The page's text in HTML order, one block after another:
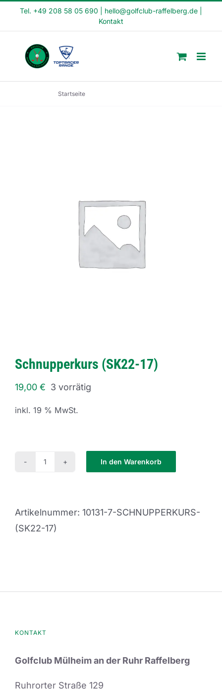
Tel. +49 208 58 05 690 hello@golfclub-raffelberg.de
Kontakt
Startseite
Schnupperkurs (SK22-17)
19,00 € 3 vorrätig
inkl. 19 % MwSt.
Schnupperkurs
Menge
In den Warenkorb
Artikelnummer: 10131-7-SCHNUPPERKURS-
(SK22-17)
KONTAKT
Golfclub Mülheim an der Ruhr Raffelberg
Ruhrorter Straße 129